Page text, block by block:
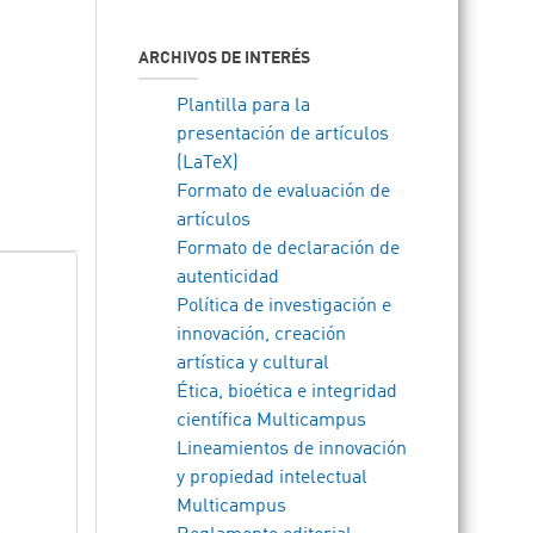
ARCHIVOS DE INTERÉS
Plantilla para la
presentación de artículos
(LaTeX)
Formato de evaluación de
artículos
Formato de declaración de
autenticidad
Política de investigación e
innovación, creación
artística y cultural
Ética, bioética e integridad
científica Multicampus
Lineamientos de innovación
y propiedad intelectual
Multicampus